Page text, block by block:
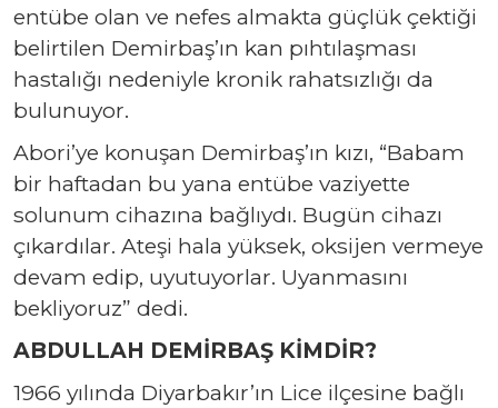
entübe olan ve nefes almakta güçlük çektiği
belirtilen Demirbaş’ın kan pıhtılaşması
hastalığı nedeniyle kronik rahatsızlığı da
bulunuyor.
Abori’ye konuşan Demirbaş’ın kızı, “Babam
bir haftadan bu yana entübe vaziyette
solunum cihazına bağlıydı. Bugün cihazı
çıkardılar. Ateşi hala yüksek, oksijen vermeye
devam edip, uyutuyorlar. Uyanmasını
bekliyoruz” dedi.
ABDULLAH DEMİRBAŞ KİMDİR?
1966 yılında Diyarbakır’ın Lice ilçesine bağlı